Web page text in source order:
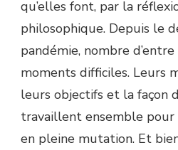
qu’elles font, par la
philosophique. Depuis le
pandémie, nombre
moments difficiles. Leurs
leurs objectifs et la façon
travaillent ensemble
en pleine mutation. Et